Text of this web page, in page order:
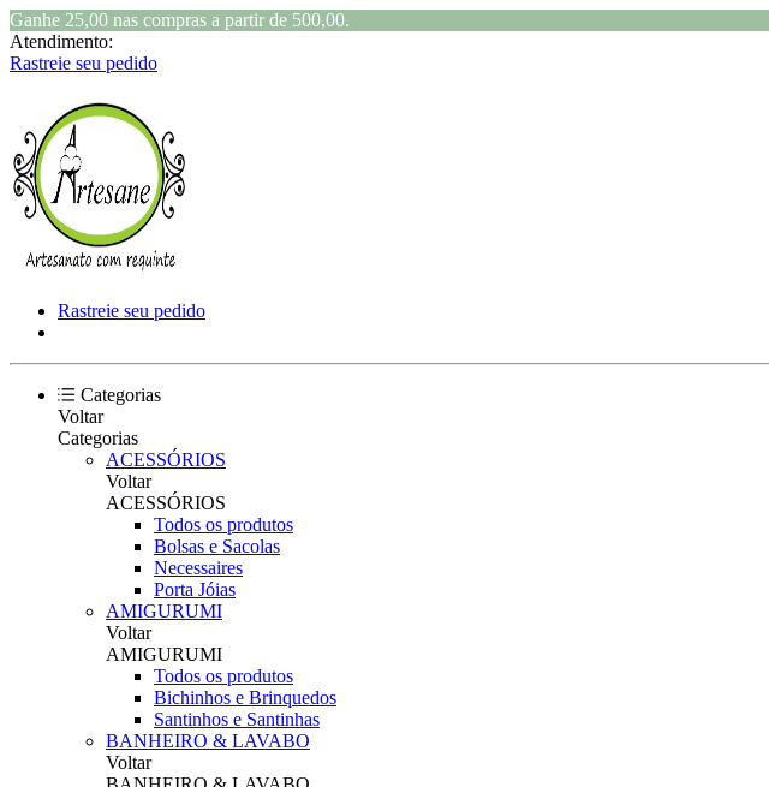
Ganhe 25,00 nas compras a partir de 500,00.
Atendimento:
Rastreie seu pedido
Rastreie seu pedido
Categorias
Voltar
Categorias
ACESSÓRIOS
Voltar
ACESSÓRIOS
Todos os produtos
Bolsas e Sacolas
Necessaires
Porta Jóias
AMIGURUMI
Voltar
AMIGURUMI
Todos os produtos
Bichinhos e Brinquedos
Santinhos e Santinhas
BANHEIRO & LAVABO
Voltar